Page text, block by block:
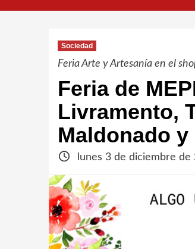
Sociedad
Feria Arte y Artesanía en el
Feria de
Livramento,
Maldonado
lunes 3 de diciembre de